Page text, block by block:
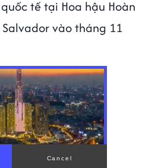
tế tại Hoa hậu Hoàn
vào tháng 11